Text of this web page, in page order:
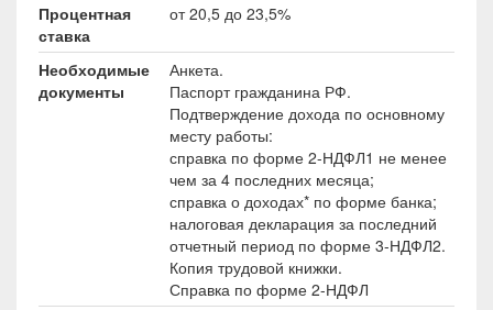
Процентная
ставка
от 20,5 до 23,5%
Необходимые
документы
Анкета.
Паспорт гражданина РФ.
Подтверждение дохода по основному
месту работы:
справка по форме 2-НДФЛ1 не менее
чем за 4 последних месяца;
справка о доходах* по форме банка;
налоговая декларация за последний
отчетный период по форме 3-НДФЛ2.
Копия трудовой книжки.
Справка по форме 2-НДФЛ